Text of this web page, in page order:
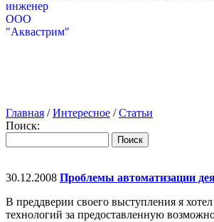
Главная /Интересное /Статьи
Поиск:
30.12.2008 Проблемы автоматизации
В преддверии своего выступления я
технологий за предоставленную